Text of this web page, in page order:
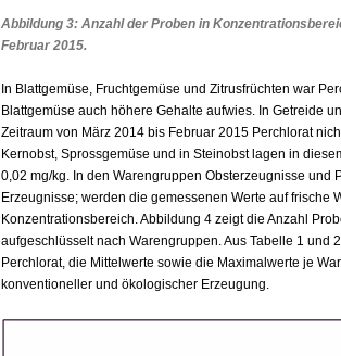
Abbildung 3: Anzahl der Proben in
Februar 2015.
In Blattgemüse, Fruchtgemüse und Zitrusfrüchten war
Blattgemüse auch höhere Gehalte aufwies. In Getreide
Zeitraum von März 2014 bis Februar 2015 Perchlorat
Kernobst, Sprossgemüse und in Steinobst lagen in
0,02 mg/kg. In den Warengruppen Obsterzeugnisse
Erzeugnisse; werden die gemessenen Werte auf frische
Konzentrationsbereich. Abbildung 4 zeigt die Anzahl
aufgeschlüsselt nach Warengruppen. Aus Tabelle 1 und
Perchlorat, die Mittelwerte sowie die Maximalwerte je
konventioneller und ökologischer Erzeugung.